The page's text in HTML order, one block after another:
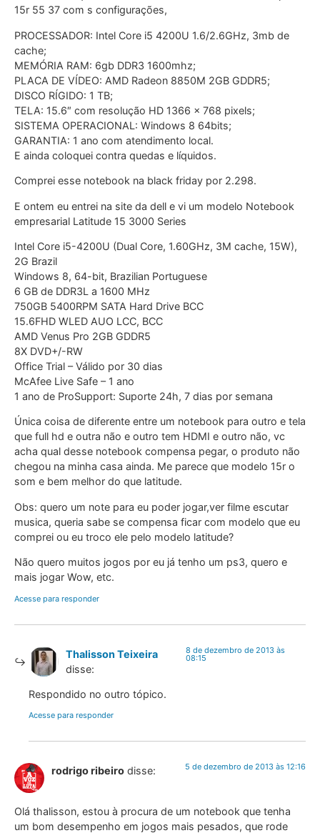
15r 55 37 com s configurações,
PROCESSADOR: Intel Core i5 4200U 1.6/2.6GHz, 3mb de
cache;
MEMÓRIA RAM: 6gb DDR3 1600mhz;
PLACA DE VÍDEO: AMD Radeon 8850M 2GB GDDR5;
DISCO RÍGIDO: 1 TB;
TELA: 15.6″ com resolução HD 1366 x 768 pixels;
SISTEMA OPERACIONAL: Windows 8 64bits;
GARANTIA: 1 ano com atendimento local.
E ainda coloquei contra quedas e líquidos.
Comprei esse notebook na black friday por 2.298.
E ontem eu entrei na site da dell e vi um modelo Notebook
empresarial Latitude 15 3000 Series
Intel Core i5-4200U (Dual Core, 1.60GHz, 3M cache, 15W),
2G Brazil
Windows 8, 64-bit, Brazilian Portuguese
6 GB de DDR3L a 1600 MHz
750GB 5400RPM SATA Hard Drive BCC
15.6FHD WLED AUO LCC, BCC
AMD Venus Pro 2GB GDDR5
8X DVD+/-RW
Office Trial – Válido por 30 dias
McAfee Live Safe – 1 ano
1 ano de ProSupport: Suporte 24h, 7 dias por semana
Única coisa de diferente entre um notebook para outro e tela
que full hd e outra não e outro tem HDMI e outro não, vc
acha qual desse notebook compensa pegar, o produto não
chegou na minha casa ainda. Me parece que modelo 15r o
som e bem melhor do que latitude.
Obs: quero um note para eu poder jogar,ver filme escutar
musica, queria sabe se compensa ficar com modelo que eu
comprei ou eu troco ele pelo modelo latitude?
Não quero muitos jogos por eu já tenho um ps3, quero e
mais jogar Wow, etc.
Acesse para responder
Thalisson Teixeira
disse:
8 de dezembro de 2013 às
08:15
Respondido no outro tópico.
Acesse para responder
rodrigo ribeiro disse: 5 de dezembro de 2013 às 12:16
Olá thalisson, estou à procura de um notebook que tenha
um bom desempenho em jogos mais pesados, que rode